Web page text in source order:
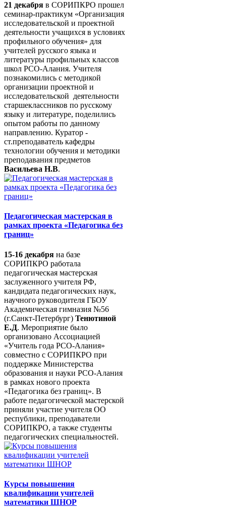
21 декабря в СОРИПКРО прошел
семинар-практикум «Организация
исследовательской и проектной
деятельности учащихся в условиях
профильного обучения» для
учителей русского языка и
литературы профильных классов
школ РСО-Алания. Учителя
познакомились с методикой
организации проектной и
исследовательской деятельности
старшеклассников по русскому
языку и литературе, поделились
опытом работы по данному
направлению. Куратор -
ст.преподаватель кафедры
технологии обучения и методики
преподавания предметов
Васильева Н.В.
Педагогическая мастерская в
рамках проекта «Педагогика без
границ»
15-16 декабря на базе
СОРИПКРО работала
педагогическая мастерская
заслуженного учителя РФ,
кандидата педагогических наук,
научного руководителя ГБОУ
Академическая гимназия №56
(г.Санкт-Петербург) Тенютиной
Е.Д. Мероприятие было
организовано Ассоциацией
«Учитель года РСО-Алания»
совместно с СОРИПКРО при
поддержке Министерства
образования и науки РСО-Алания
в рамках нового проекта
«Педагогика без границ». В
работе педагогической мастерской
приняли участие учителя ОО
республики, преподаватели
СОРИПКРО, а также студенты
педагогических специальностей.
Курсы повышения
квалификации учителей
математики ШНОР